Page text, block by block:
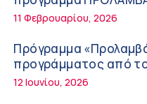
Πυρκαγιά στη Δυτική
τη δημόσια υγεία
7:16 πμ
Metropolitan Hospital:
παχυσαρκίας
11 Φεβρουαρίου, 2026
Πρόγραμμα
προγράμματος από
Δωρεάν προληπτικές
12 Ιουνίου, 2026